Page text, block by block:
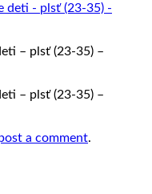
– plsť (23-35) –
– plsť (23-35) –
a comment.